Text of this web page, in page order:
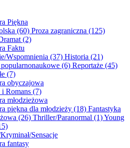
Piękna
(60) Proza zagraniczna (125)
(2)
Faktu
Wspomnienia (37) Historia (21)
(6) Reportaże (45)
(7)
obyczajowa
Romans (7)
młodzieżowa
piękna dla młodzieży (18) Fantastyka
(26) Thriller/Paranormal (1)Young
Sensacje
fantasy